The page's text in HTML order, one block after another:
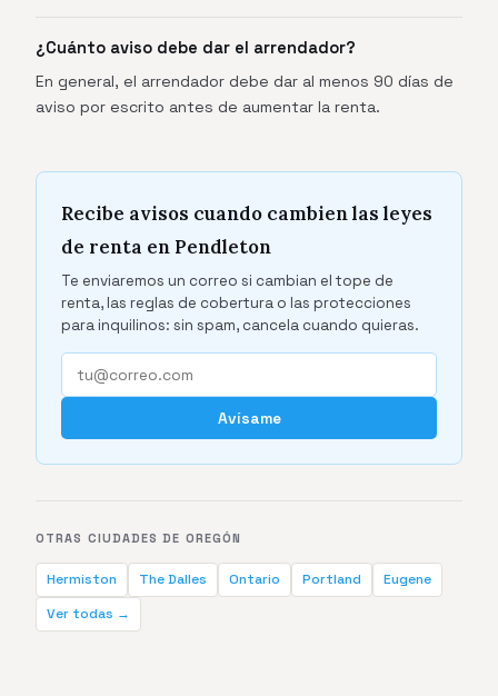
¿Cuánto aviso debe dar el arrendador?
En general, el arrendador debe dar al menos 90 días de
aviso por escrito antes de aumentar la renta.
Recibe avisos cuando cambien las leyes
de renta en Pendleton
Te enviaremos un correo si cambian el tope de
renta, las reglas de cobertura o las protecciones
para inquilinos: sin spam, cancela cuando quieras.
Avísame
OTRAS CIUDADES DE OREGÓN
Hermiston The Dalles Ontario Portland
Eugene
Ver todas →